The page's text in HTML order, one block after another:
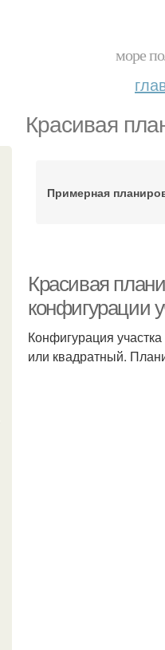
море
Красивая
Примерная
Красивая
конфигурации
Конфигурация
или квадратный.